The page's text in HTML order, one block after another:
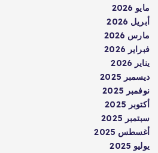
مايو 2026
أبريل 2026
مارس 2026
فبراير 2026
يناير 2026
ديسمبر 2025
نوفمبر 2025
أكتوبر 2025
سبتمبر 2025
أغسطس 2025
يوليو 2025